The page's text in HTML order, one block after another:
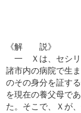
《解 説》
一 Ｘは、セシリ
諸市内の病院で生
のその身分を証す
を現在の養父母で
た。そこで、Ｘが